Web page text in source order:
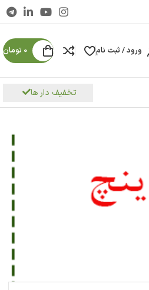
ورود / ثبت نام 0 تومان
تخفیف دار ها